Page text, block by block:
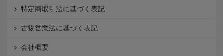
特定商取引法に基づく表記
古物営業法に基づく表記
会社概要